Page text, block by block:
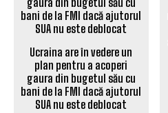
Ucraina are în vedere un
plan pentru a acoperi
gaura din bugetul său cu
bani de la FMI dacă ajutorul
SUA nu este deblocat